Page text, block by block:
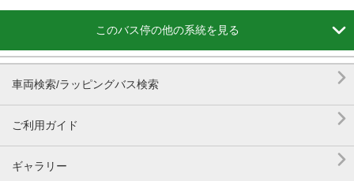
このバス停の他の系統を見る 
車両検索/ラッピングバス検索 
ご利用ガイド 
ギャラリー 